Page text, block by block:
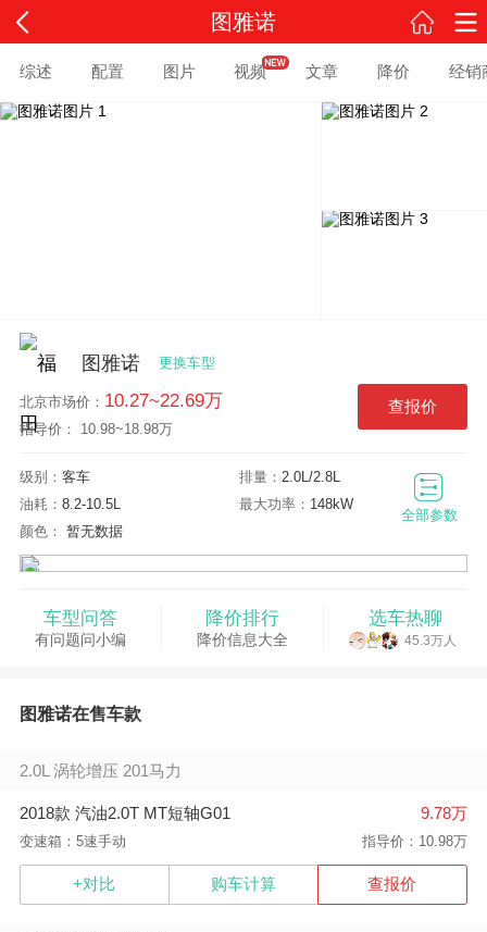
图雅诺
综述 配置 图片 视频 文章 降价 经销
图雅诺 更换车型
北京市场价： 10.27~22.69万
指导价： 10.98~18.98万
查报价
级别： 客车 排量： 2.0L/2.8L
油耗： 8.2-10.5L 最大功率： 148kW
颜色： 暂无数据
全部参数
车型问答
有问题问小编
降价排行
降价信息大全
选车热聊
45.3万人
图雅诺在售车款
2.0L 涡轮增压 201马力
2018款 汽油2.0T MT短轴G01
变速箱：5速手动
9.78万
指导价：10.98万
+对比 购车计算 查报价